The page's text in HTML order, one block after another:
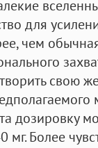
для
чем
свою
дозировку
Более